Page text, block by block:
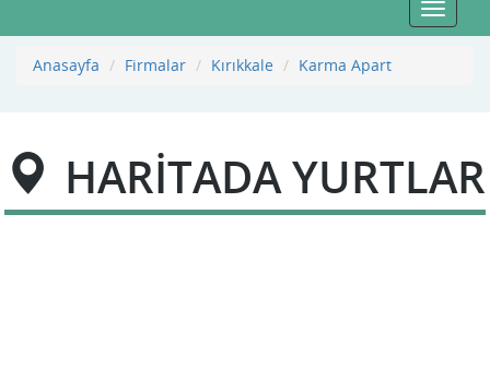
Toggle
Anasayfa
Firmalar Kırıkkale Karma Apart
HARİTADA YURTLAR